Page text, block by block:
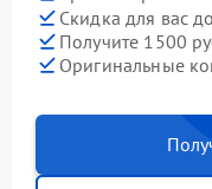
Скидка для вас до
Получите 1500
Оригинальные